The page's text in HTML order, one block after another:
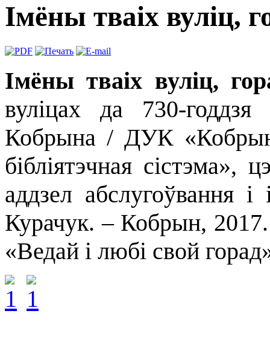
Імёны тваіх вуліц,
Імёны тваіх вуліц,
вуліцах да 730-
Кобрына / ДУК
бібліятэчная сістэма»,
аддзел абслугоўвання
Курачук. – Кобрын,
«Ведай і любі свой